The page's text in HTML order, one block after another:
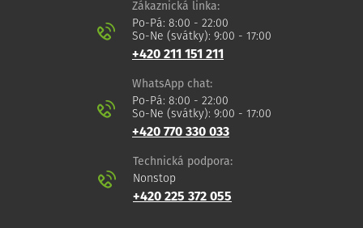
Zákaznická linka:
Po-Pá: 8:00 - 22:00
So-Ne (svátky): 9:00 - 17:00
+420 211 151 211
WhatsApp chat:
Po-Pá: 8:00 - 22:00
So-Ne (svátky): 9:00 - 17:00
+420 770 330 033
Technická podpora:
Nonstop
+420 225 372 055